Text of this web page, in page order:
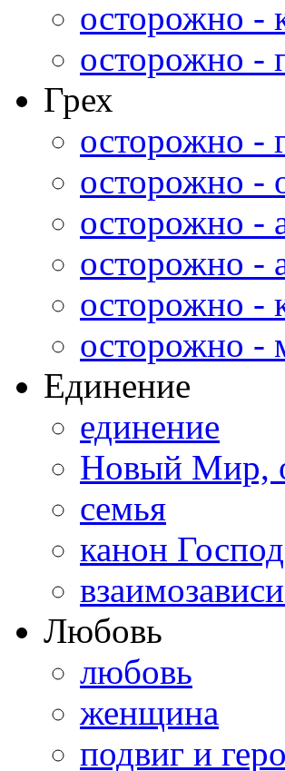
осторожно -
осторожно -
Грех
осторожно -
осторожно -
осторожно -
осторожно -
осторожно -
осторожно -
Единение
единение
Новый Мир,
семья
канон
Любовь
любовь
женщина
подвиг и